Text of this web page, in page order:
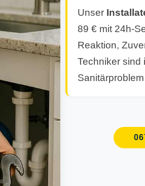
Unser
89 € mit 24h-
Reaktion,
Techniker sind